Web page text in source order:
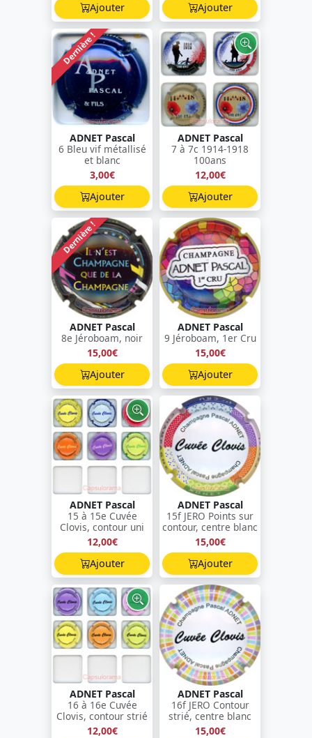
Ajouter
Ajouter
Dernière !
ADNET Pascal
6 Bleu vif métallisé
et blanc
3,00€
Ajouter
ADNET Pascal
7 à 7c 1914-1918
100ans
12,00€
Ajouter
Dernière !
ADNET Pascal
8e Jéroboam, noir
15,00€
Ajouter
ADNET Pascal
9 Jéroboam, 1er Cru
15,00€
Ajouter
ADNET Pascal
15 à 15e Cuvée
Clovis, contour uni
12,00€
Ajouter
ADNET Pascal
15f JERO Points sur
contour, centre blanc
15,00€
Ajouter
ADNET Pascal
16 à 16e Cuvée
Clovis, contour strié
12,00€
ADNET Pascal
16f JERO Contour
strié, centre blanc
15,00€